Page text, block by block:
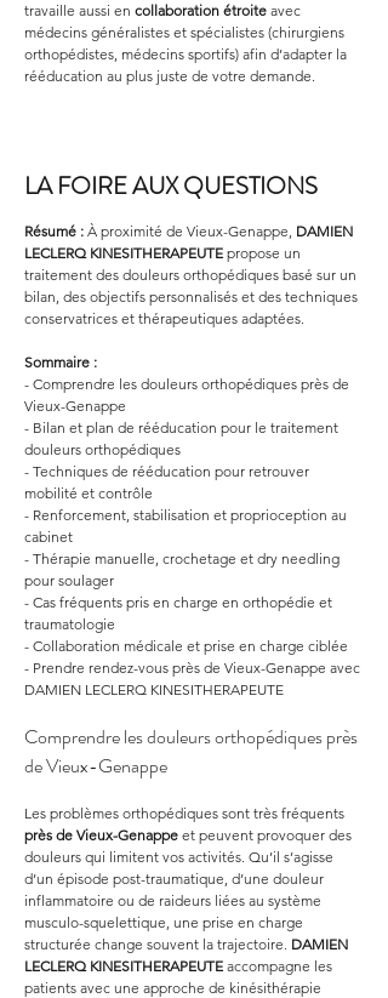
travaille aussi en collaboration étroite avec
médecins généralistes et spécialistes (chirurgiens
orthopédistes, médecins sportifs) afin d’adapter la
rééducation au plus juste de votre demande.
LA FOIRE AUX QUESTIONS
Résumé : À proximité de Vieux-Genappe, DAMIEN
LECLERQ KINESITHERAPEUTE propose un
traitement des douleurs orthopédiques basé sur un
bilan, des objectifs personnalisés et des techniques
conservatrices et thérapeutiques adaptées.
Sommaire :
- Comprendre les douleurs orthopédiques près de
Vieux-Genappe
- Bilan et plan de rééducation pour le traitement
douleurs orthopédiques
- Techniques de rééducation pour retrouver
mobilité et contrôle
- Renforcement, stabilisation et proprioception au
cabinet
- Thérapie manuelle, crochetage et dry needling
pour soulager
- Cas fréquents pris en charge en orthopédie et
traumatologie
- Collaboration médicale et prise en charge ciblée
- Prendre rendez-vous près de Vieux-Genappe avec
DAMIEN LECLERQ KINESITHERAPEUTE
Comprendre les douleurs orthopédiques près
de Vieux-Genappe
Les problèmes orthopédiques sont très fréquents
près de Vieux-Genappe et peuvent provoquer des
douleurs qui limitent vos activités. Qu’il s’agisse
d’un épisode post-traumatique, d’une douleur
inflammatoire ou de raideurs liées au système
musculo-squelettique, une prise en charge
structurée change souvent la trajectoire. DAMIEN
LECLERQ KINESITHERAPEUTE accompagne les
patients avec une approche de kinésithérapie